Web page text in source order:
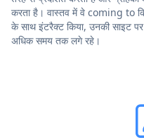
करता है। वास्तव में वे coming to
के साथ इंटरैक्ट किया, उनकी साइट
अधिक समय तक लगे रहे।